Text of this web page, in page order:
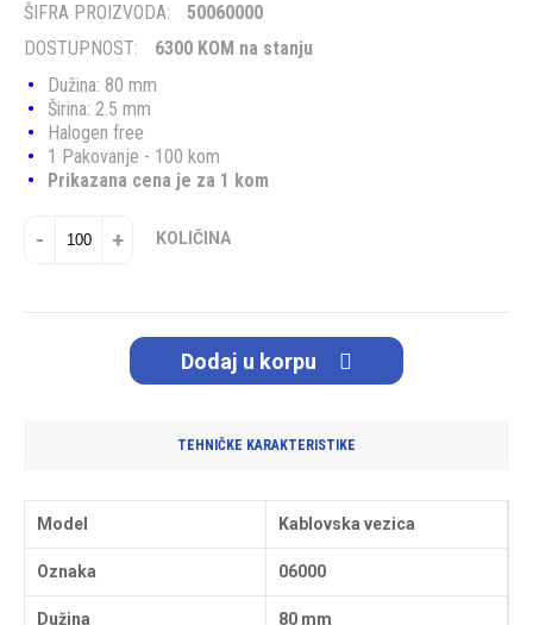
ŠIFRA PROIZVODA:
50060000
DOSTUPNOST:
6300 KOM na stanju
Dužina: 80 mm
Širina: 2.5 mm
Halogen free
1 Pakovanje - 100 kom
Prikazana cena je za 1 kom
- + KOLIČINA
Dodaj u korpu
TEHNIČKE KARAKTERISTIKE
Model Kablovska vezica
Oznaka 06000
Dužina 80 mm